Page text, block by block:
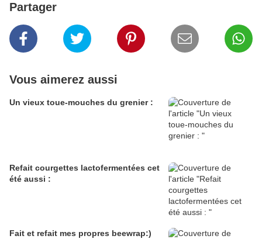
Partager
Vous aimerez aussi
Un vieux toue-mouches du grenier :
Refait courgettes lactofermentées cet
été aussi :
Fait et refait mes propres beewrap:)